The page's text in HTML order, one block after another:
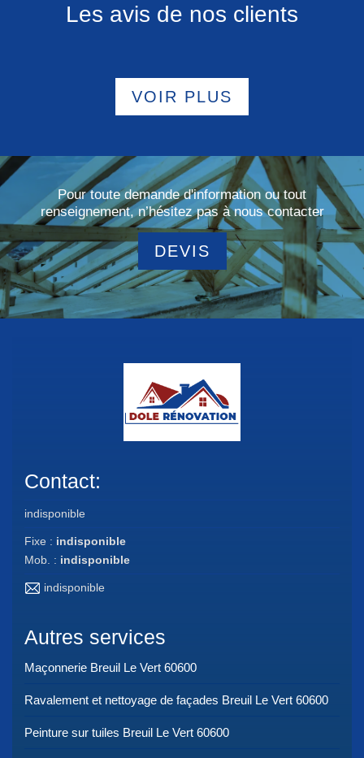
Les avis de nos clients
VOIR PLUS
Pour toute demande d'information ou tout
renseignement, n’hésitez pas à nous contacter
DEVIS
Contact:
indisponible
Fixe : indisponible
Mob. : indisponible
indisponible
Autres services
Maçonnerie Breuil Le Vert 60600
Ravalement et nettoyage de façades Breuil Le Vert 60600
Peinture sur tuiles Breuil Le Vert 60600